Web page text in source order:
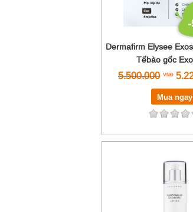
Dermafirm Elysee
Tếbào gốc
5.500.000
Mua ngay